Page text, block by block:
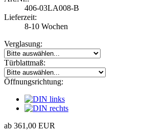
406-03LA008-B
Lieferzeit:
8-10 Wochen
Verglasung:
Türblattmaß:
Öffnungsrichtung:
ab 361,00 EUR